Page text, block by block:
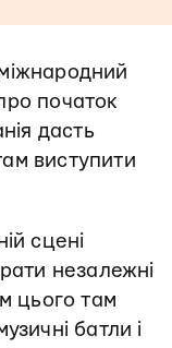
початок
дасть
виступити
сцені
незалежні
цього там
батли і